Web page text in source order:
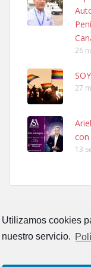
Utilizamos cookies
nuestro servicio.
El día 5 se los
calle, se perdió por
Leales.org » Gran
Adopcion
Busco casa de
no la puedo tener.
Gata joven
26
27
con
13